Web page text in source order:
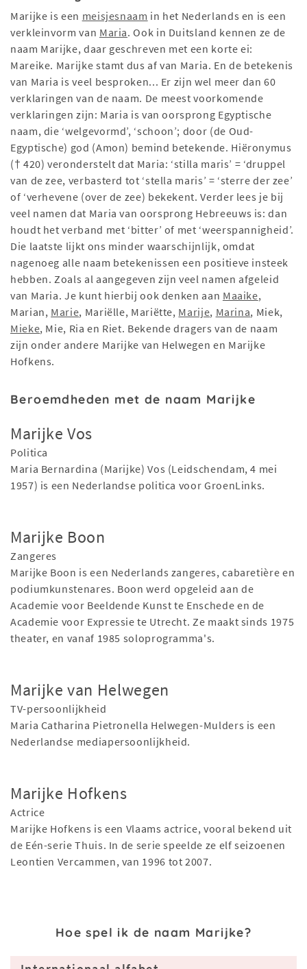
Marijke is een meisjesnaam in het Nederlands en is een
verkleinvorm van Maria. Ook in Duitsland kennen ze de
naam Marijke, daar geschreven met een korte ei:
Mareike. Marijke stamt dus af van Maria. En de betekenis
van Maria is veel besproken... Er zijn wel meer dan 60
verklaringen van de naam. De meest voorkomende
verklaringen zijn: Maria is van oorsprong Egyptische
naam, die ‘welgevormd’, ‘schoon’; door (de Oud-
Egyptische) god (Amon) bemind betekende. Hiëronymus
(† 420) veronderstelt dat Maria: ‘stilla maris’ = ‘druppel
van de zee, verbasterd tot ‘stella maris’ = ‘sterre der zee’
of ‘verhevene (over de zee) bekekent. Verder lees je bij
veel namen dat Maria van oorsprong Hebreeuws is: dan
houdt het verband met ‘bitter’ of met ‘weerspannigheid’.
Die laatste lijkt ons minder waarschijnlijk, omdat
nagenoeg alle naam betekenissen een positieve insteek
hebben. Zoals al aangegeven zijn veel namen afgeleid
van Maria. Je kunt hierbij ook denken aan Maaike,
Marian, Marie, Mariëlle, Mariëtte, Marije, Marina, Miek,
Mieke, Mie, Ria en Riet. Bekende dragers van de naam
zijn onder andere Marijke van Helwegen en Marijke
Hofkens.
Beroemdheden met de naam Marijke
Marijke Vos
Politica
Maria Bernardina (Marijke) Vos (Leidschendam, 4 mei
1957) is een Nederlandse politica voor GroenLinks.
Marijke Boon
Zangeres
Marijke Boon is een Nederlands zangeres, cabaretière en
podiumkunstenares. Boon werd opgeleid aan de
Academie voor Beeldende Kunst te Enschede en de
Academie voor Expressie te Utrecht. Ze maakt sinds 1975
theater, en vanaf 1985 soloprogramma's.
Marijke van Helwegen
TV-persoonlijkheid
Maria Catharina Pietronella Helwegen-Mulders is een
Nederlandse mediapersoonlijkheid.
Marijke Hofkens
Actrice
Marijke Hofkens is een Vlaams actrice, vooral bekend uit
de Eén-serie Thuis. In de serie speelde ze elf seizoenen
Leontien Vercammen, van 1996 tot 2007.
Hoe spel ik de naam Marijke?